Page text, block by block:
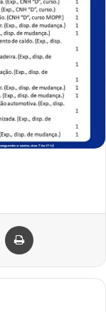
Compartilhar via e-mail